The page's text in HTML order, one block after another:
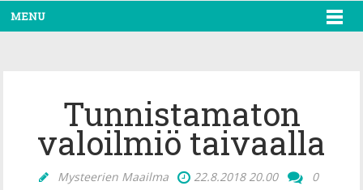
MENU
Tunnistamaton
valoilmiö taivaalla
Mysteerien Maailma 22.8.2018 20.00 0